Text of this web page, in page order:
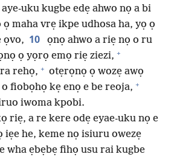
uku kugbe edẹ ahwo nọ a bi
maha vrẹ ikpe udhosa ha, yọ ọ
ọvo, 10
ọnọ ahwo a riẹ nọ o ru
ọ yọrọ emọ riẹ ziezi, +
rehọ, + otẹrọnọ ọ wozẹ awọ
fiobọhọ kẹ enọ e be reoja, +
iwoma kpobi.
riẹ, a re kere odẹ eyae-uku nọ e
he, keme nọ isiuru owezẹ
wha ẹbẹbẹ fihọ usu rai kugbe